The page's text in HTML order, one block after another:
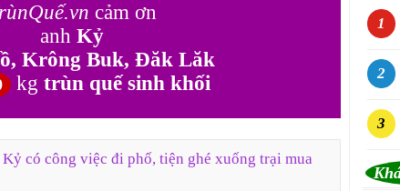
cảm ơn
anh Kỷ
Krông Buk, Đăk Lăk
kg trùn quế sinh khối
có công việc đi phố, tiện ghé xuống trại mua